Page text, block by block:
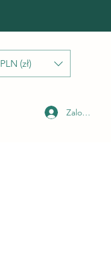
PLN (zł)
Zaloguj się